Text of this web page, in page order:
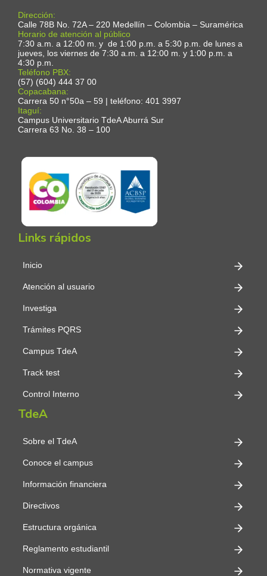
Dirección:
Calle 78B No. 72A – 220 Medellín – Colombia – Suramérica
Horario de atención al público
7:30 a.m. a 12:00 m. y de 1:00 p.m. a 5:30 p.m. de lunes a
jueves, los viernes de 7:30 a.m. a 12:00 m. y 1:00 p.m. a
4:30 p.m.
Teléfono PBX:
(57) (604) 444 37 00
Copacabana:
Carrera 50 n°50a – 59 | teléfono: 401 3997
Itaguí:
Campus Universitario TdeA Aburrá Sur
Carrera 63 No. 38 – 100
Links rápidos
Inicio
Atención al usuario
Investiga
Trámites PQRS
Campus TdeA
Track test
Control Interno
TdeA
Sobre el TdeA
Conoce el campus
Información financiera
Directivos
Estructura orgánica
Reglamento estudiantil
Normativa vigente